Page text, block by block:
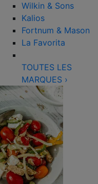
Wilkin & Sons
Kalios
Fortnum & Mason
La Favorita
TOUTES LES
MARQUES ›